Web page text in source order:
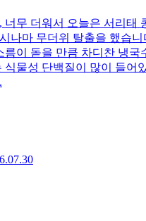
너무 더워서 오늘은 서리태
나마 무더위 탈출을 했습니
름이 돋을 만큼 차디찬 냉국
식물성 단백질이 많이 들어